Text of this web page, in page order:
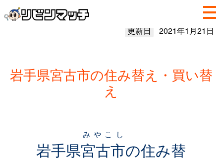
更新日 2021年1月21日
岩手県宮古市の住み替え・買い替
え
岩手県宮古市
みやこし
の住み替